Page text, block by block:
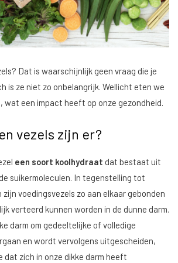
Dat is waarschijnlijk geen vraag die je
is ze niet zo onbelangrijk. Wellicht eten we
wat een impact heeft op onze gezondheid.
vezels zijn er?
een soort koolhydraat dat bestaat uit
suikermoleculen. In tegenstelling tot
voedingsvezels zo aan elkaar gebonden
verteerd kunnen worden in de dunne darm.
darm om gedeeltelijke of volledige
en wordt vervolgens uitgescheiden,
dat zich in onze dikke darm heeft